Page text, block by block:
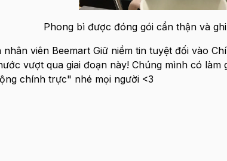
Phong bì được đóng gói cẩn thận và
viên Beemart Giữ niềm tin tuyệt đối vào
vượt qua giai đoạn này! Chúng mình có
chính trực" nhé mọi người <3